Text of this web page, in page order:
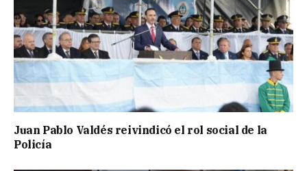
Juan Pablo Valdés reivindicó el rol social de la
Policía